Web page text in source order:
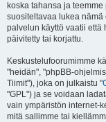
koska tahansa ja
suositeltavaa lukea
palvelun käyttö vaatii että
päivitetty tai korjattu.
Keskustelufoorumimme
"heidän", "phpBB-
Tiimit"), joka on julkaistu "
"GPL") ja se voidaan
vain ympäristön internet-
mitä sallimme tai